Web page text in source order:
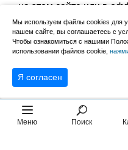
Меню Поиск
на этом сайте или в
Великий Новгород,
будням с 9:00 до 17:00,
Забрать заказ можно
оформить доставку до
Мы используем файлы cookies для
нашем сайте, вы соглашаетесь с
Чтобы ознакомиться с нашими
использовании файлов cookie,
Я согласен